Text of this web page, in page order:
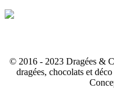
© 2016 - 2023 Dragées &
dragées, chocolats et